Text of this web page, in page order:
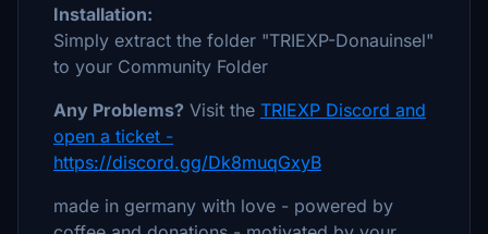
Installation:
Simply extract the folder "TRIEXP-Donauinsel"
to your Community Folder
Any Problems? Visit the TRIEXP Discord and
open a ticket -
https://discord.gg/Dk8muqGxyB
made in germany with love - powered by